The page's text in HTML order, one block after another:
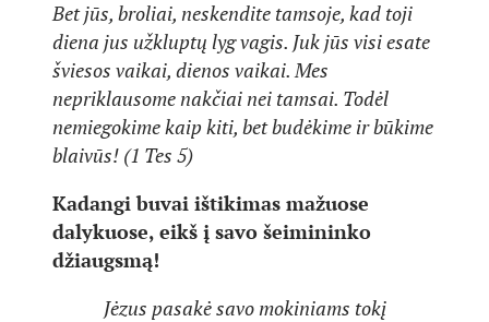
Bet jūs, broliai, neskendite tamsoje, kad toji
diena jus užkluptų lyg vagis. Juk jūs visi esate
šviesos vaikai, dienos vaikai. Mes
nepriklausome nakčiai nei tamsai. Todėl
nemiegokime kaip kiti, bet budėkime ir būkime
blaivūs! (1 Tes 5)
Kadangi buvai ištikimas mažuose
dalykuose, eikš į savo šeimininko
džiaugsmą!
Jėzus pasakė savo mokiniams tokį